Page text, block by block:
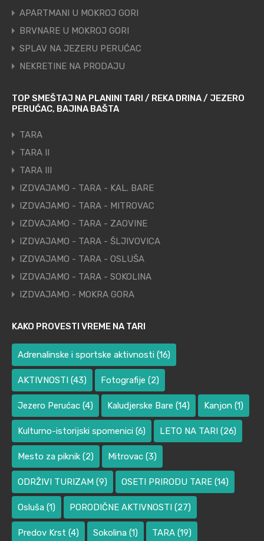
APARTMANI U MOKROJ GORI
BRVNARE U MOKROJ GORI
SPLAV NA JEZERU PERUĆAC
NEKRETINE NA PRODAJU
TOP SMEŠTAJ NA PLANINI TARI / REKA DRINA / JEZERO
PERUĆAC, BAJINA BAŠTA
TARA
TARA II
TARA III
IZDVAJAMO - TARA - KAL. BARE
IZDVAJAMO - TARA - MITROVAC
IZDVAJAMO - TARA - ZAOVINE
IZDVAJAMO - TARA - ŠLJIVOVICA
IZDVAJAMO - TARA - OSLUŠA
IZDVAJAMO - TARA - SOKOLINA
IZDVAJAMO - MOKRA GORA
KAKO PROVESTI VREME NA TARI
Adrenalinske i sportske aktivnosti (16)
AKTIVNOSTI (43) Fotografije (2)
Jezero Perućac (4) Kaludjerske Bare (14) Kanjon (1)
Kulturno-istorijski spomenici (6) LETO NA TARI (26)
Mesto za piknik (2) Mitrovac (3)
ODRŽIVI TURIZAM (9) OSETI PRIRODU TARE (14)
Osluša (1) PORODIČNE AKTIVNOSTI (27)
Predov Krst (4) Sokolina (1) TARA (19)